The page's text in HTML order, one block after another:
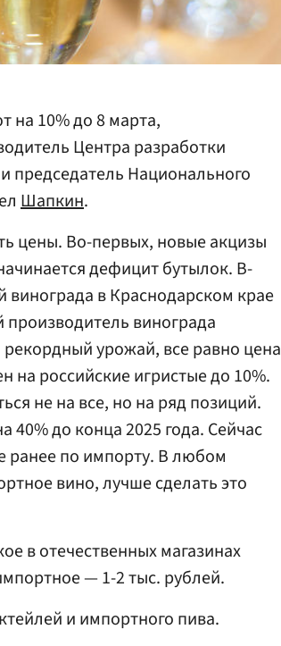
на 10% до 8 марта,
Центра разработки
председатель Национального
Шапкин.
цены. Во-первых, новые акцизы
дефицит бутылок. В-
в Краснодарском крае
производитель винограда
урожай, все равно цена
на российские игристые до 10%.
не на все, но на ряд позиций.
до конца 2025 года. Сейчас
ранее по импорту. В любом
вино, лучше сделать это
в отечественных магазинах
— 1-2 тыс. рублей.
и импортного пива.